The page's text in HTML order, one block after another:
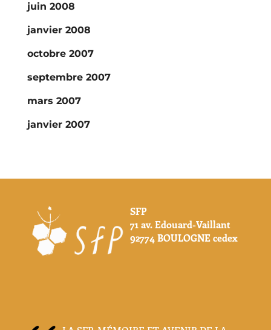
juin 2008
janvier 2008
octobre 2007
septembre 2007
mars 2007
janvier 2007
SFP
71 av. Edouard-Vaillant
92774 BOULOGNE cedex